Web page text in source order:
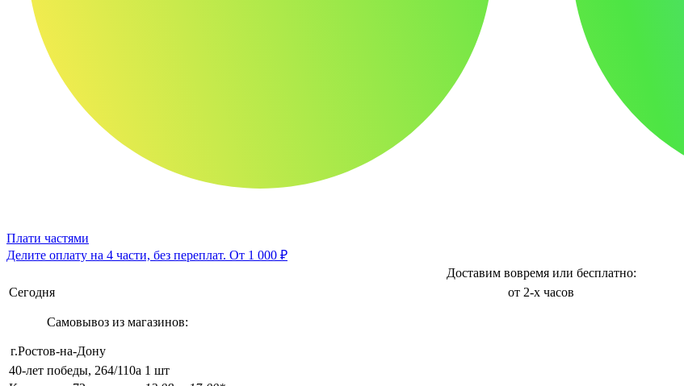
Плати частями
Делите оплату на 4 части, без переплат. От 1 000 ₽
Доставим вовремя или бесплатно:
Сегодня
от 2-х часов
Самовывоз из магазинов:
г.Ростов-на-Дону
40-лет победы, 264/110а 1 шт